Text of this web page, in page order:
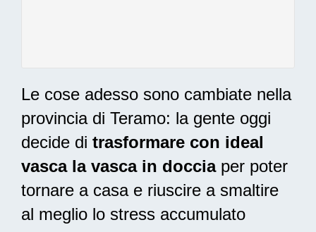
Le cose adesso sono cambiate nella
provincia di Teramo: la gente oggi
decide di trasformare con ideal
vasca la vasca in docciaper poter
tornare a casa e riuscire a smaltire
al meglio lo stress accumulato